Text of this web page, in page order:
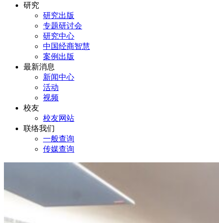
研究
研究出版
专题研讨会
研究中心
中国经商智慧
案例出版
最新消息
新闻中心
活动
视频
校友
校友网站
联络我们
一般查询
传媒查询